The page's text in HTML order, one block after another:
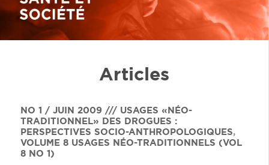
Articles
NO 1 / JUIN 2009 /// USAGES «NÉO-
TRADITIONNEL» DES DROGUES :
PERSPECTIVES SOCIO-ANTHROPOLOGIQUES,
VOLUME 8 USAGES NÉO-TRADITIONNELS (VOL
8 NO 1)